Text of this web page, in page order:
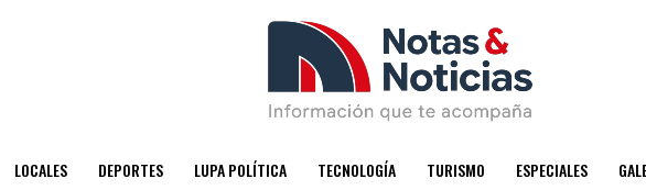
LOCALES DEPORTES LUPA POLÍTICA TECNOLOGÍA TURISMO ESPECIALES